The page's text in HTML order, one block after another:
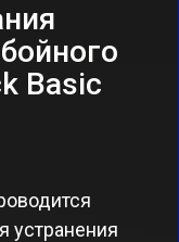
Basic
устранения